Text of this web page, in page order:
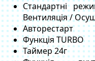
Стандартні
Вентиляція /
Авторестарт
Функція TURBO
Таймер 24г